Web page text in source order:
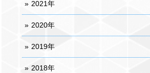
2021年
2020年
2019年
2018年